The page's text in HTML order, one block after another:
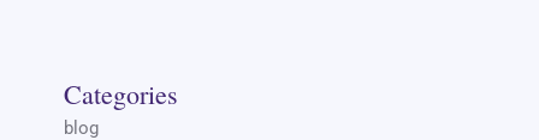
Categories
blog